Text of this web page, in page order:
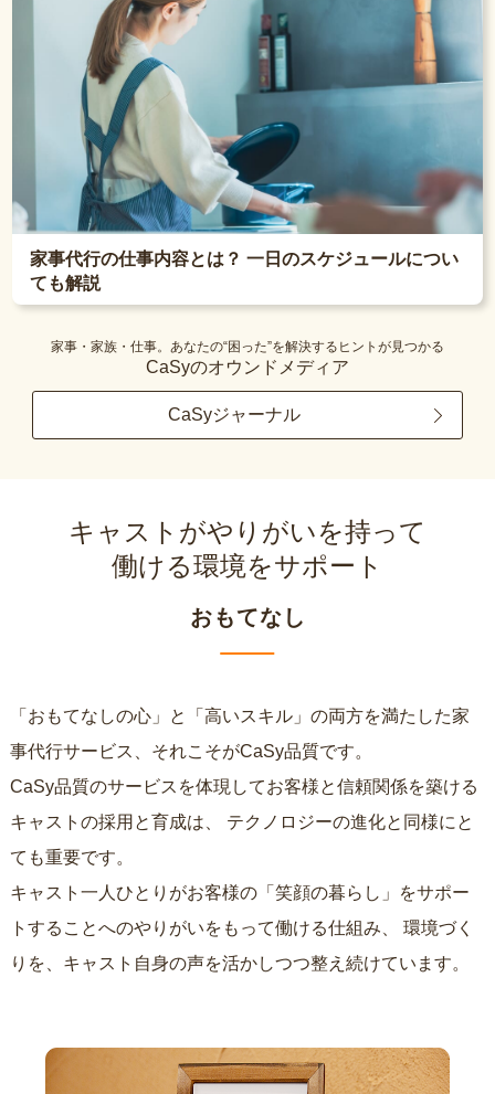
家事代行の仕事内容とは？ 一日のスケジュールについ
ても解説
家事・家族・仕事。あなたの“困った”を解決するヒントが見つかる
CaSyのオウンドメディア
CaSyジャーナル
キャストがやりがいを持って
働ける環境をサポート
おもてなし
「おもてなしの心」と「高いスキル」の両方を満たした家
事代行サービス、それこそがCaSy品質です。
CaSy品質のサービスを体現してお客様と信頼関係を築ける
キャストの採用と育成は、
ても重要です。
キャスト一人ひとりがお客様の「笑顔の暮らし」をサポー
トすることへのやりがいをもって働ける仕組み、
りを、キャスト自身の声を活かしつつ整え続けています。